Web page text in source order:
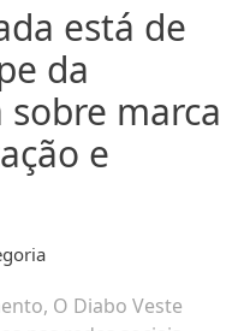
está de
da
marca
e
O Diabo Veste